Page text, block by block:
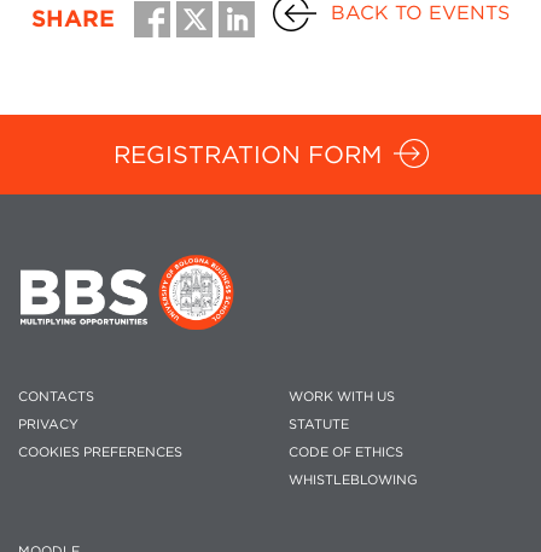
SHARE BACK TO EVENTS
REGISTRATION FORM
CONTACTS
PRIVACY
COOKIES PREFERENCES
WORK WITH US
STATUTE
CODE OF ETHICS
WHISTLEBLOWING